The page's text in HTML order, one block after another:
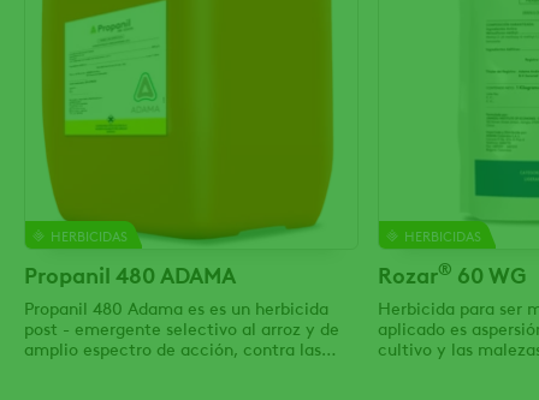
HERBICIDAS
Propanil 480 ADAMA
Propanil 480 Adama es es un herbicida
post - emergente selectivo al arroz y de
amplio espectro de acción, contra las
HERBICIDAS
Rozar® 60 WG
Herbicida para ser
aplicado es
cultivo y las